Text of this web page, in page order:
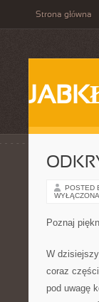
Strona główna
POSTED
WYŁĄCZONA
Poznaj
W
coraz
pod uwagę